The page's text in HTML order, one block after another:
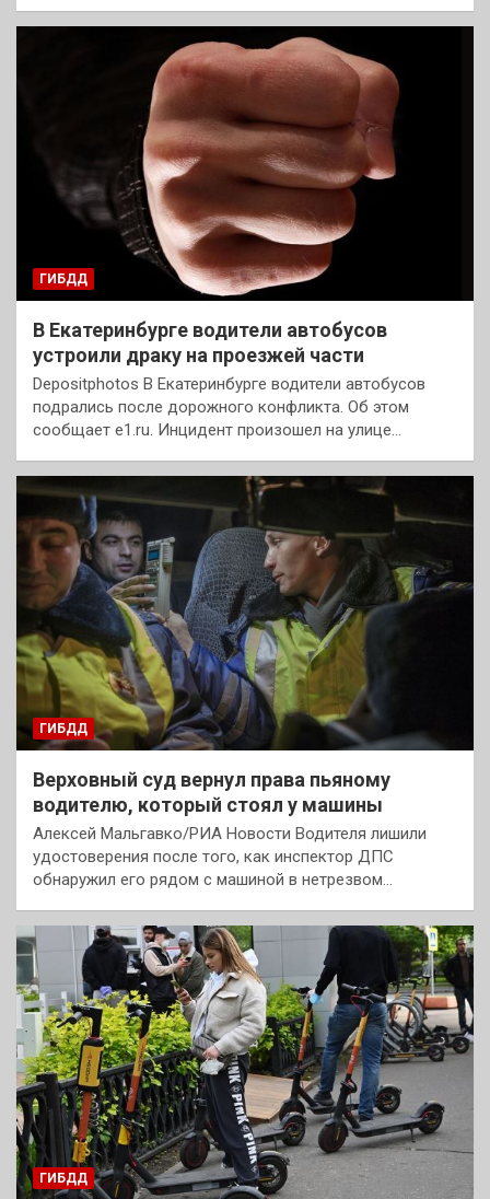
ГИБДД
В Екатеринбурге водители автобусов
устроили драку на проезжей части
Depositphotos В Екатеринбурге водители автобусов
подрались после дорожного конфликта. Об этом
сообщает e1.ru. Инцидент произошел на улице…
ГИБДД
Верховный суд вернул права пьяному
водителю, который стоял у машины
Алексей Мальгавко/РИА Новости Водителя лишили
удостоверения после того, как инспектор ДПС
обнаружил его рядом с машиной в нетрезвом…
ГИБДД